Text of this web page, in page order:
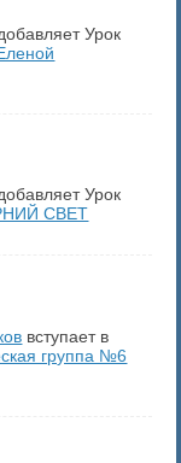
Урок
Урок
СВЕТ
вступает в
группа №6